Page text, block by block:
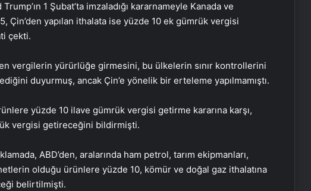
1 Şubat’ta imzaladığı kararnameyle Kanada ve
Çin’den yapılan ithalata ise yüzde 10 ek gümrük vergisi
çekti.
vergilerin yürürlüğe girmesini, bu ülkelerin sınır kontrollerini
duyurmuş, ancak Çin’e yönelik bir erteleme yapılmamıştı.
yüzde 10 ilave gümrük vergisi getirme kararına karşı,
vergisi getireceğini bildirmişti.
ABD’den, aralarında ham petrol, tarım ekipmanları,
olduğu ürünlere yüzde 10, kömür ve doğal gaz ithalatına
belirtilmişti.
15 Tutuklama
Çorum’da Fabrika Patlaması: Bir İşçi
Hayatını Kaybetti